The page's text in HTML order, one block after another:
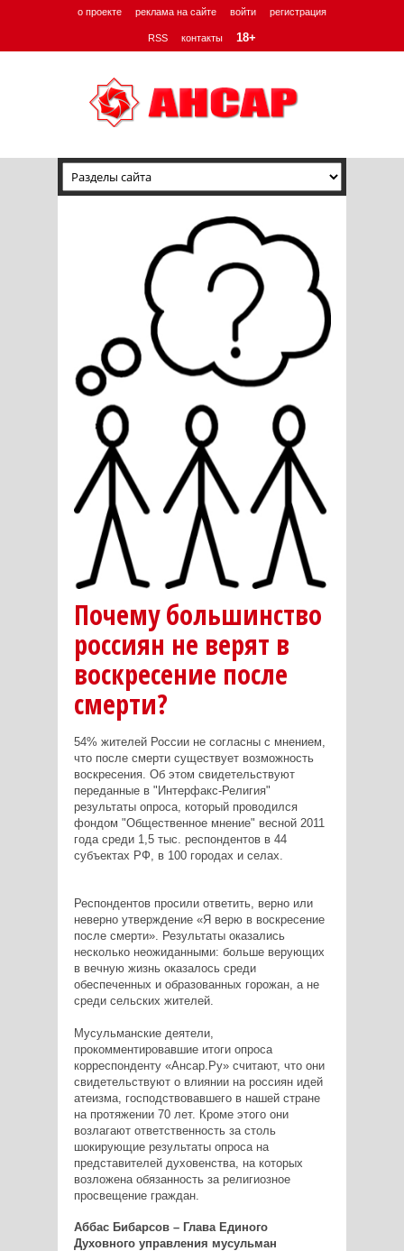
о проекте реклама на сайте войти регистрация
RSS контакты 18+
Почему большинство
россиян не верят в
воскресение после
смерти?
54% жителей России не согласны с мнением,
что после смерти существует возможность
воскресения. Об этом свидетельствуют
переданные в "Интерфакс-Религия"
результаты опроса, который проводился
фондом "Общественное мнение" весной 2011
года среди 1,5 тыс. респондентов в 44
субъектах РФ, в 100 городах и селах.
Респондентов просили ответить, верно или
неверно утверждение «Я верю в воскресение
после смерти». Результаты оказались
несколько неожиданными: больше верующих
в вечную жизнь оказалось среди
обеспеченных и образованных горожан, а не
среди сельских жителей.
Мусульманские деятели,
прокомментировавшие итоги опроса
корреспонденту «Ансар.Ру» считают, что они
свидетельствуют о влиянии на россиян идей
атеизма, господствовавшего в нашей стране
на протяжении 70 лет. Кроме этого они
возлагают ответственность за столь
шокирующие результаты опроса на
представителей духовенства, на которых
возложена обязанность за религиозное
просвещение граждан.
Аббас Бибарсов – Глава Единого
Духовного управления мусульман